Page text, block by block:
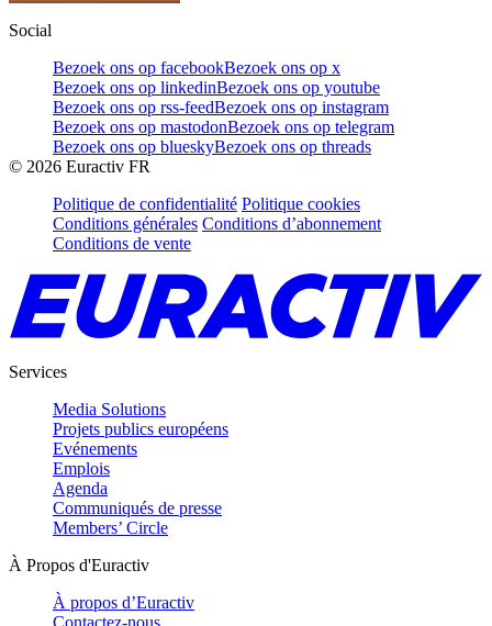
Social
Bezoek ons op facebookBezoek ons op x
Bezoek ons op linkedinBezoek ons op youtube
Bezoek ons op rss-feedBezoek ons op instagram
Bezoek ons op mastodonBezoek ons op telegram
Bezoek ons op blueskyBezoek ons op threads
© 2026 Euractiv FR
Politique de confidentialité Politique cookies
Conditions générales Conditions d’abonnement
Conditions de vente
Services
Media Solutions
Projets publics européens
Evénements
Emplois
Agenda
Communiqués de presse
Members’ Circle
À Propos d'Euractiv
À propos d’Euractiv
Contactez-nous